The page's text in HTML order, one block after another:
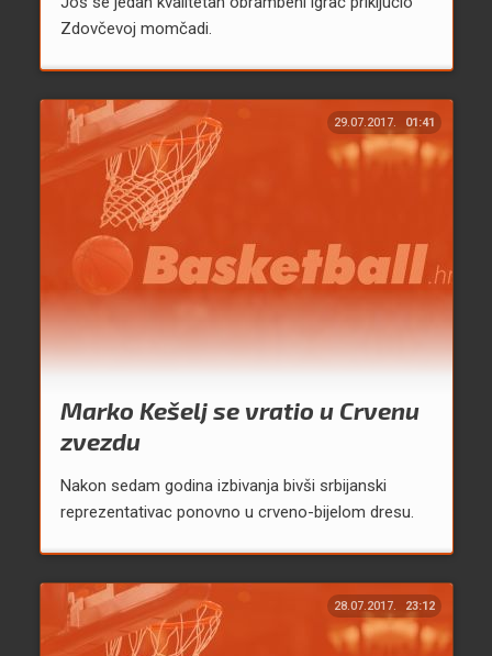
Zdovčevoj momčadi.
29.07.2017. 01:41
Marko Kešelj se vratio u Crvenu
zvezdu
Nakon sedam godina izbivanja bivši srbijanski
reprezentativac ponovno u crveno-bijelom dresu.
28.07.2017. 23:12